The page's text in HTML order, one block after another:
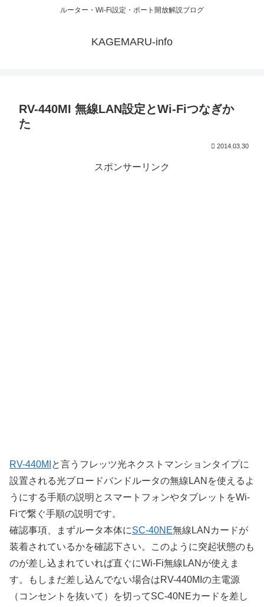
ルーター・Wi-Fi設定・ポート開放解説ブログ
KAGEMARU-info
RV-440MI 無線LAN設定とWi-Fiつなぎか
た
2014.03.30
スポンサーリンク
RV-440MI と言うフレッツ光ネクストマンションタイプに
設置される光ブロードバンドルータの無線LANを使えるよ
うにする手順の説明とスマートフォンやタブレットをWi-
Fiで繋ぐ手順の説明です。
確認事項、まずルータ本体にSC-40NE無線LANカードが
装着されているかを確認下さい。このように突起状態のも
のが差し込まれていれば直ぐにWi-Fi無線LANが使えま
す。もしまだ差し込んでない場合はRV-440MIの主電源
（コンセントを抜いて）を切ってSC-40NEカードを差し